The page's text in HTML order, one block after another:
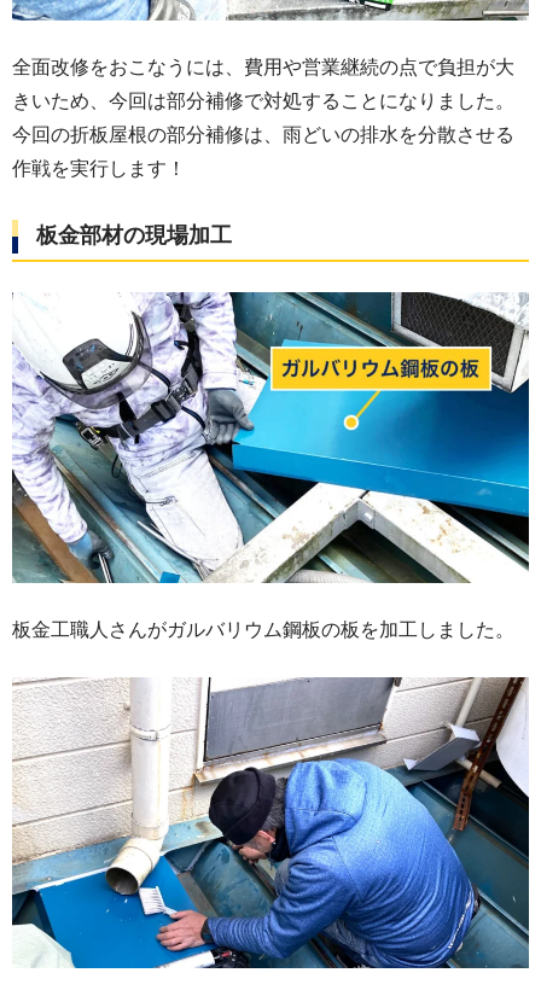
全面改修をおこなうには、費用や営業継続の点で負担が大
きいため、今回は部分補修で対処することになりました。
今回の折板屋根の部分補修は、雨どいの排水を分散させる
作戦を実行します！
板金部材の現場加工
板金工職人さんがガルバリウム鋼板の板を加工しました。